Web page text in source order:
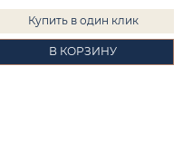
Купить в один клик
В КОРЗИНУ